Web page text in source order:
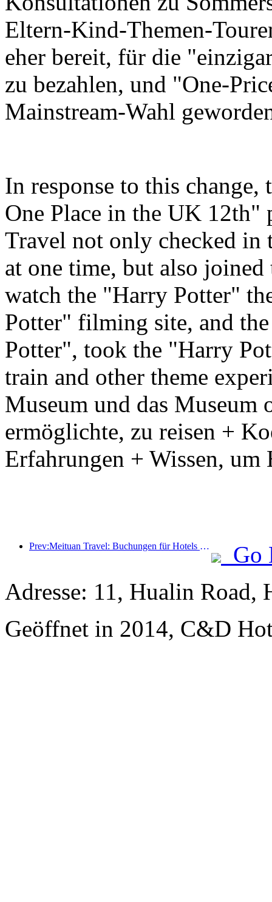
Eltern-Kind-Themen-
eher bereit, für die
zu bezahlen, und "One-
Mainstream-Wahl
In response to this
One Place in the UK
Travel not only checked in
at one time, but also
watch the "Harry Potter"
Potter" filming site, and
Potter", took the "Harry
train and other theme
Museum und das Museum
ermöglichte, zu reisen +
Erfahrungen + Wissen, um
Prev:Meituan Travel: Buchungen für Hotels mit hohen Sternen in Landkreisen während des Drachenbootfestes sind heiß, wobei Familien mit Kindern die Hauptkraft sind
Go
Adresse: 11, Hualin Road,
Geöffnet in 2014, C&D